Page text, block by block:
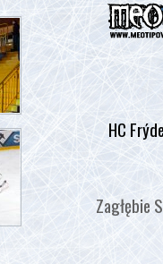
HC
Zagłębie